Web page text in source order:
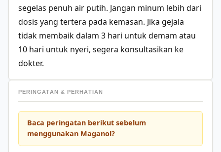
segelas penuh air putih. Jangan minum lebih dari
dosis yang tertera pada kemasan. Jika gejala
tidak membaik dalam 3 hari untuk demam atau
10 hari untuk nyeri, segera konsultasikan ke
dokter.
PERINGATAN & PERHATIAN
Baca peringatan berikut sebelum
menggunakan Maganol?